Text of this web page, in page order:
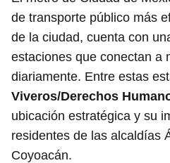
de transporte público más
de la ciudad, cuenta con
estaciones que conectan a
diariamente. Entre estas
Viveros/Derechos
ubicación estratégica y su
residentes de las alcaldías
Coyoacán.